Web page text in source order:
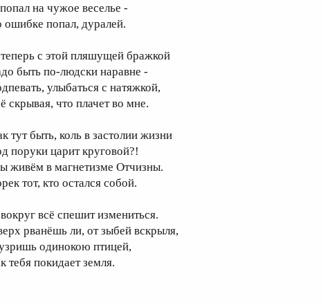
на чужое веселье -
ошибке попал, дуралей.
с этой пляшущей бражкой
быть по-людски наравне -
улыбаться с натяжкой,
скрывая, что плачет во мне.
тут быть, коль в застолии жизни
поруки царит круговой?!
живём в магнетизме Отчизны.
тот, кто остался собой.
всё спешит измениться.
рванёшь ли, от зыбей вскрыля,
одинокою птицей,
тебя покидает земля.